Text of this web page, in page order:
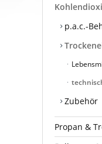
p.a.c.-
Zubehör
Propan &